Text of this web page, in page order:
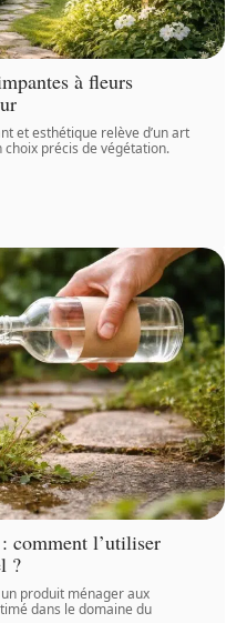
à fleurs
et esthétique relève d’un art
précis de végétation.
comment l’utiliser
?
produit ménager aux
dans le domaine du